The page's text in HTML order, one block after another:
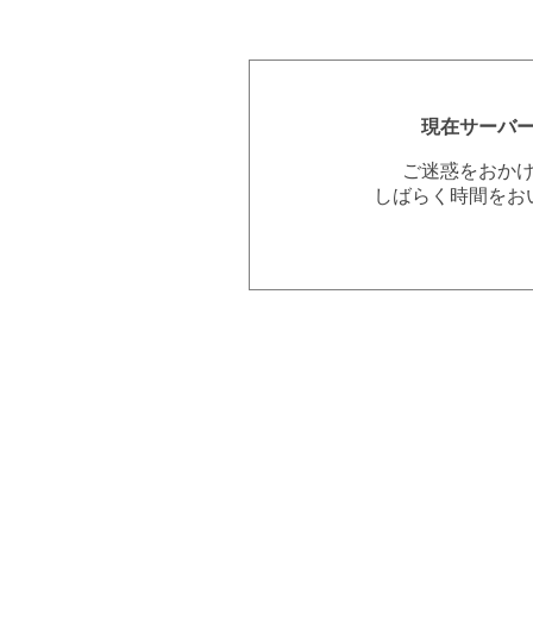
現在サーバ
ご迷惑をおか
しばらく時間を